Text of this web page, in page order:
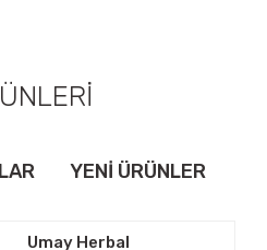
YENİ ÜRÜNLER
Umay Herbal